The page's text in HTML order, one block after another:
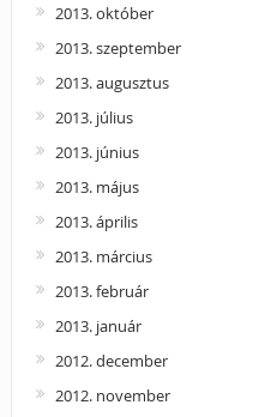
2013. október
2013. szeptember
2013. augusztus
2013. július
2013. június
2013. május
2013. április
2013. március
2013. február
2013. január
2012. december
2012. november